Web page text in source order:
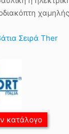
Σειρά Ther
κατάλογο